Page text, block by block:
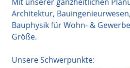
Architektur,
Bauphysik für Wohn- &
Größe.
Unsere Schwerpunkte: